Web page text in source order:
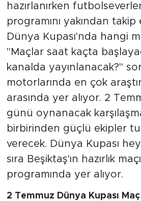
hazırlanırken
programını yakından
Dünya Kupası'nda hangi
"Maçlar saat kaçta
kanalda yayınlanacak?"
motorlarında en çok
arasında yer alıyor. 2
günü oynanacak
birbirinden güçlü ekipler
verecek. Dünya Kupası
sıra Beşiktaş'ın hazırlık
programında yer alıyor.
2 Temmuz Dünya Kupası